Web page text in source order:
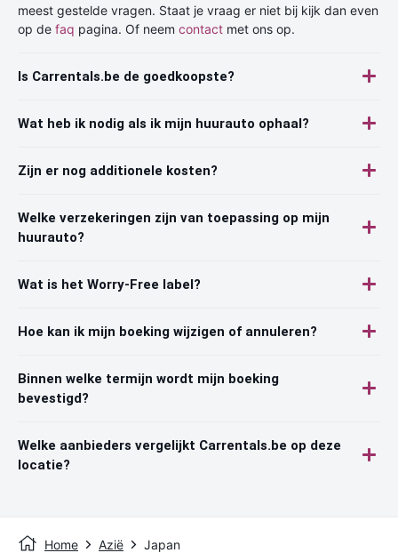
meest gestelde vragen. Staat je vraag er niet bij kijk dan even
op de faq pagina. Of neem contact met ons op.
Is Carrentals.be de goedkoopste?
Wat heb ik nodig als ik mijn huurauto ophaal?
Zijn er nog additionele kosten?
Welke verzekeringen zijn van toepassing op mijn
huurauto?
Wat is het Worry-Free label?
Hoe kan ik mijn boeking wijzigen of annuleren?
Binnen welke termijn wordt mijn boeking
bevestigd?
Welke aanbieders vergelijkt Carrentals.be op deze
locatie?
Home Azië Japan